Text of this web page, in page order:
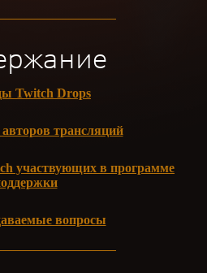
Twitch Drops
трансляций
участвующих в программе
вопросы